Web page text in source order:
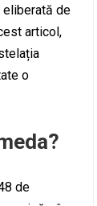
eliberată de
articol,
o
de